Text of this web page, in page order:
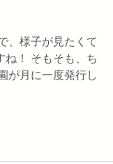
、様子が見たくて
ね！ そもそも、ち
が月に一度発行し